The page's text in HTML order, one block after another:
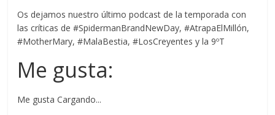
Os dejamos nuestro último podcast de la temporada con
las críticas de #SpidermanBrandNewDay, #AtrapaElMillón,
#MotherMary, #MalaBestia, #LosCreyentes y la 9ºT
Me gusta:
Me gusta Cargando...